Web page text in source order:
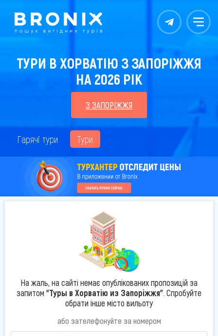
Контакты Меню
ТУРИ В ХОРВАТІЮ З ЗАПОРІЖЖЯ
НА 2026 РІК
З ЗАПОРІЖЖЯ
Гарячі тури Тури
На жаль, на сайті немає опублікованих пропозицій за
запитом "Туры в Хорватію из Запоріжжя". Спробуйте
обрати інше місто вильоту
або зателефонуйте за номером